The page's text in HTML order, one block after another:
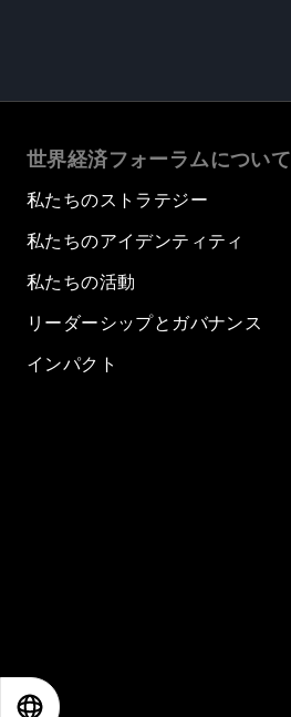
世界経済フォーラムについて
私たちのストラテジー
私たちのアイデンティティ
私たちの活動
リーダーシップとガバナンス
インパクト